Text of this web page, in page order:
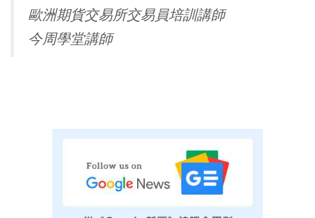
歐洲期貨交易所交易員培訓講師
今周學堂講師